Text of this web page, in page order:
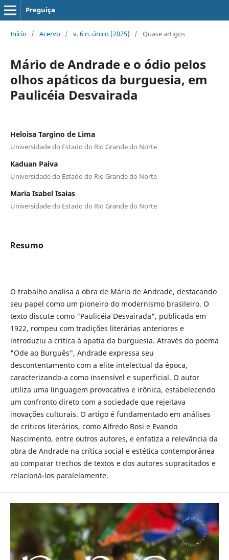
Preguiça
Início / Acervo / v. 6 n. único (2025) / Quase artigos
Mário de Andrade e o ódio pelos
olhos apáticos da burguesia, em
Paulicéia Desvairada
Heloisa Targino de Lima
Universidade do Estado do Rio Grande do Norte
Kaduan Paiva
Universidade do Estado do Rio Grande do Norte
Maria Isabel Isaias
Universidade do Estado do Rio Grande do Norte
Resumo
O trabalho analisa a obra de Mário de Andrade, destacando
seu papel como um pioneiro do modernismo brasileiro. O
texto discute como "Paulicéia Desvairada", publicada em
1922, rompeu com tradições literárias anteriores e
introduziu a crítica à apatia da burguesia. Através do poema
"Ode ao Burguês", Andrade expressa seu
descontentamento com a elite intelectual da época,
caracterizando-a como insensível e superficial. O autor
utiliza uma linguagem provocativa e irônica, estabelecendo
um confronto direto com a sociedade que rejeitava
inovações culturais. O artigo é fundamentado em análises
de críticos literários, como Alfredo Bosi e Evando
Nascimento, entre outros autores, e enfatiza a relevância da
obra de Andrade na crítica social e estética contemporânea
ao comparar trechos de textos e dos autores supracitados e
relacioná-los paralelamente.